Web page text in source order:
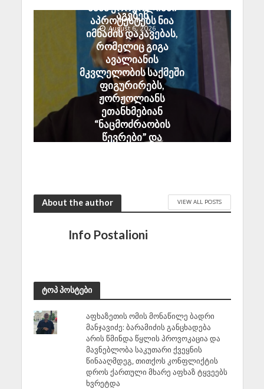
აგებენ
August 6, 2026
ნანა ჟორჟოლიანი
აპროტესტებს ნია
იმნაძის დაკავებას,
რომელიც გიგა
ავალიანის
მკვლელობის საქმეში
ფიგურირებს,
ჟორჟოლიანს
ეთანხმებიან
“ნაცმოძრაობის
წევრები” და
About the author VIEW ALL POSTS
Info Postalioni
ტოპ პოსტები
აფხაზეთის ომის მონაწილე ბადრი
მანჯავიძე: ბარამიძის განცხადება
არის წმინდა წყლის პროვოკაცია და
მავნებლობა საკუთარი ქვეყნის
წინააღმდეგ, თითქოს კონფლიქტის
დროს ქართული მხარე აფხაზ ტყვეებს
ხვრეტდა